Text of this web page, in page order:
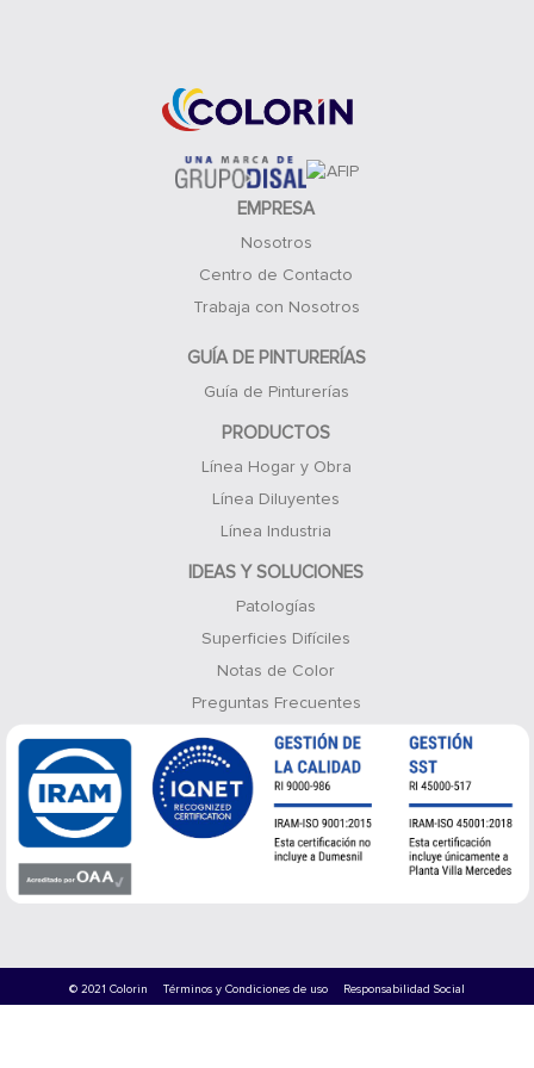
EMPRESA
Nosotros
Centro de Contacto
Trabaja con Nosotros
GUÍA DE PINTURERÍAS
Guía de Pinturerías
PRODUCTOS
Línea Hogar y Obra
Línea Diluyentes
Línea Industria
IDEAS Y SOLUCIONES
Patologías
Superficies Difíciles
Notas de Color
Preguntas Frecuentes
© 2021 Colorin Términos y Condiciones de uso Responsabilidad Social